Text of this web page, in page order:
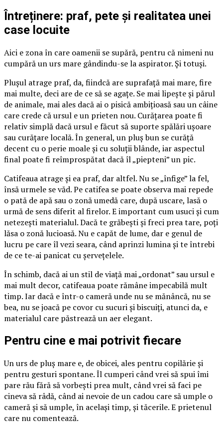
Întreținere: praf, pete și realitatea unei
case locuite
Aici e zona în care oamenii se supără, pentru că nimeni nu
cumpără un urs mare gândindu-se la aspirator. Și totuși.
Plușul atrage praf, da, fiindcă are suprafață mai mare, fire
mai multe, deci are de ce să se agațe. Se mai lipește și părul
de animale, mai ales dacă ai o pisică ambițioasă sau un câine
care crede că ursul e un prieten nou. Curățarea poate fi
relativ simplă dacă ursul e făcut să suporte spălări ușoare
sau curățare locală. În general, un pluș bun se curăță
decent cu o perie moale și cu soluții blânde, iar aspectul
final poate fi reîmprospătat dacă îl „piepteni” un pic.
Catifeaua atrage și ea praf, dar altfel. Nu se „înfige” la fel,
însă urmele se văd. Pe catifea se poate observa mai repede
o pată de apă sau o zonă umedă care, după uscare, lasă o
urmă de sens diferit al firelor. E important cum usuci și cum
netezești materialul. Dacă te grăbești și freci prea tare, poți
lăsa o zonă lucioasă. Nu e capăt de lume, dar e genul de
lucru pe care îl vezi seara, când aprinzi lumina și te întrebi
de ce te-ai panicat cu șervețelele.
În schimb, dacă ai un stil de viață mai „ordonat” sau ursul e
mai mult decor, catifeaua poate rămâne impecabilă mult
timp. Iar dacă e într-o cameră unde nu se mănâncă, nu se
bea, nu se joacă pe covor cu sucuri și biscuiți, atunci da, e
materialul care păstrează un aer elegant.
Pentru cine e mai potrivit fiecare
Un urs de pluș mare e, de obicei, ales pentru copilărie și
pentru gesturi spontane. Îl cumperi când vrei să spui îmi
pare rău fără să vorbești prea mult, când vrei să faci pe
cineva să râdă, când ai nevoie de un cadou care să umple o
cameră și să umple, în același timp, și tăcerile. E prietenul
care nu comentează.